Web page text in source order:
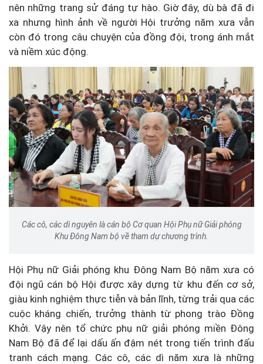
nên những trang sử đáng tự hào. Giờ đây, dù bà đã đi
xa nhưng hình ảnh về người Hội trưởng năm xưa vẫn
còn đó trong câu chuyện của đồng đội, trong ánh mắt
và niềm xúc động.
Các cô, các dì nguyên là cán bộ Cơ quan Hội Phụ nữ Giải phóng
Khu Đông Nam bộ về tham dự chương trình.
Hội Phụ nữ Giải phóng khu Đông Nam Bộ năm xưa có
đội ngũ cán bộ Hội được xây dựng từ khu đến cơ sở,
giàu kinh nghiệm thực tiễn và bản lĩnh, từng trải qua các
cuộc kháng chiến, trưởng thành từ phong trào Đồng
Khởi. Vậy nên tổ chức phụ nữ giải phóng miền Đông
Nam Bộ đã để lại dấu ấn đậm nét trong tiến trình đấu
tranh cách mạng. Các cô, các dì năm xưa là những